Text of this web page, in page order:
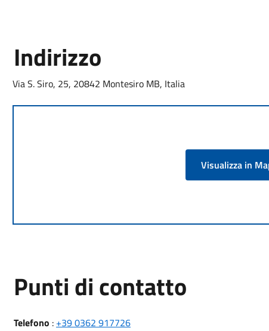
Indirizzo
Via S. Siro, 25, 20842 Montesiro MB, Italia
Visualizza in
Punti di contatto
Telefono : +39 0362 917726